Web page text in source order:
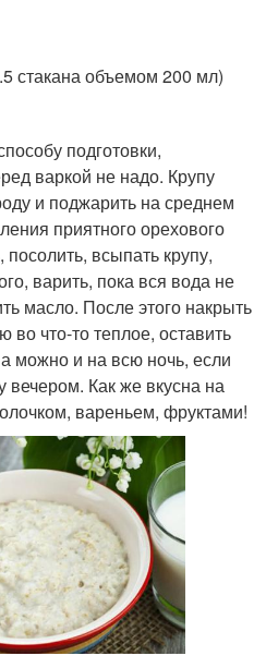
стакана объемом 200 мл)
подготовки,
варкой не надо. Крупу
и поджарить на среднем
приятного орехового
всыпать крупу,
варить, пока вся вода не
масло. После этого накрыть
во что-то теплое, оставить
можно и на всю ночь, если
вечером. Как же вкусна на
вареньем, фруктами!